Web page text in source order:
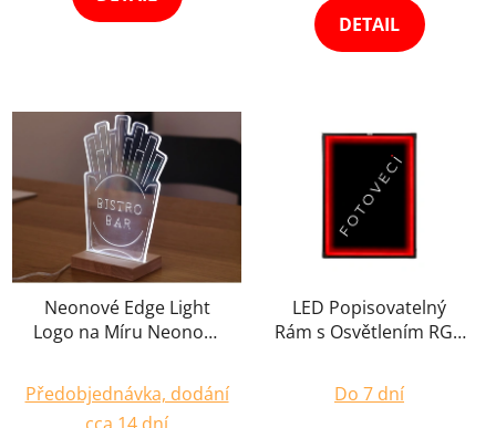
5
hvězdiček.
DETAIL
Neonové Edge Light
Logo na Míru Neonový
Reklama s Dřevěným
Podstavcem Výběr
hodnocení
Předobjednávka, dodání
LED Popisovatelný
Rám s Osvětlením RGB
Vnitřní/Venkovní
Použití
Do 7 dní
Newsletter
Tvoríme obsah,
ktorý vásvystrelí z cvičiek.
fototechniky a eventov.
Bez spamu.